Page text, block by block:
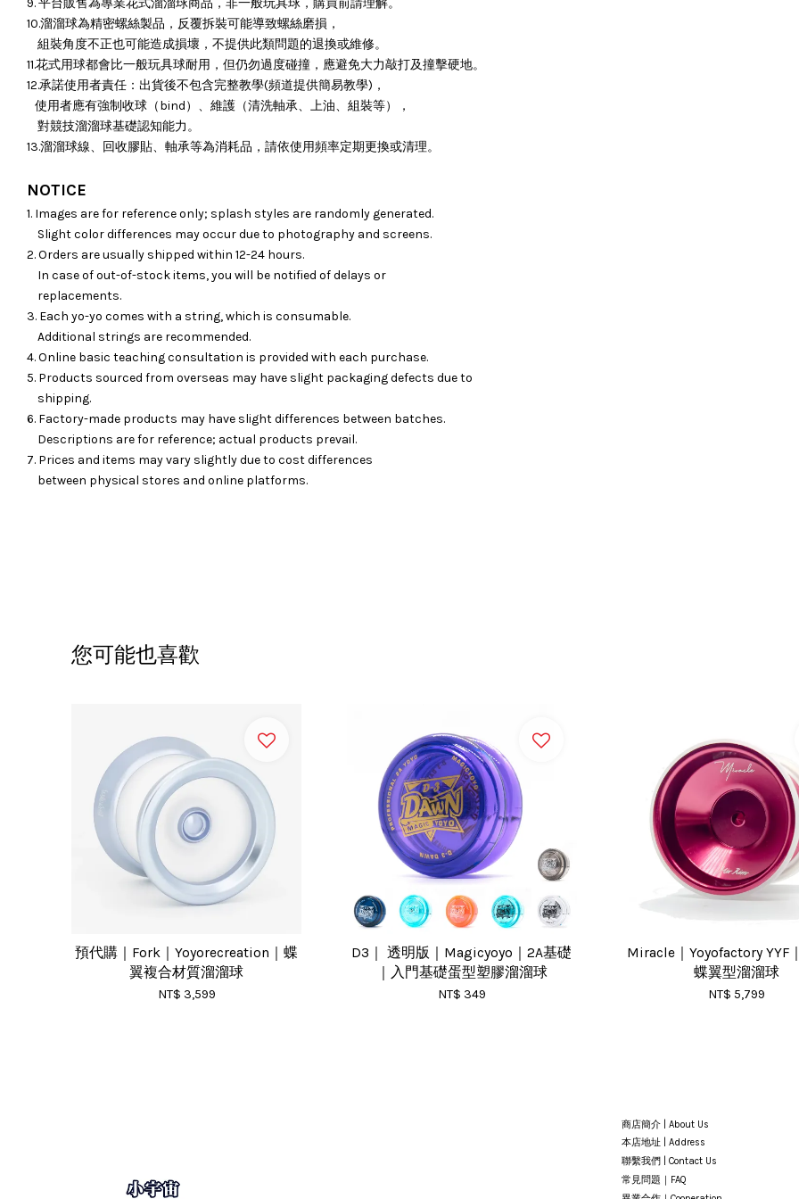
9. 平台販售為專業花式溜溜球商品，非一般玩具球，購買前請理解。
10.溜溜球為精密螺絲製品，反覆拆裝可能導致螺絲磨損，
組裝角度不正也可能造成損壞， 不提供此類問題的退換或維修。
11.花式用球都會比一般玩具球耐用，但仍勿過度碰撞，應避免大力敲打及撞擊硬地。
12.承諾使用者責任：出貨後不包含完整教學(頻道提供簡易教學)，
使用者應有強制收球（bind）、維護（清洗軸承、上油、組裝等），
對競技溜溜球基礎認知能力。
13.溜溜球線、回收膠貼、軸承等為消耗品，請依使用頻率定期更換或清理。
NOTICE
1. Images are for reference only; splash styles are randomly generated.
Slight color differences may occur due to photography and screens.
2. Orders are usually shipped within 12-24 hours.
In case of out-of-stock items, you will be notified of delays or
replacements.
3. Each yo-yo comes with a string, which is consumable.
Additional strings are recommended.
4. Online basic teaching consultation is provided with each purchase.
5. Products sourced from overseas may have slight packaging defects due to
shipping.
6. Factory-made products may have slight differences between batches.
Descriptions are for reference; actual products prevail.
7. Prices and items may vary slightly due to cost differences
between physical stores and online platforms.
您可能也喜歡
預代購｜Fork｜Yoyorecreation｜蝶
翼複合材質溜溜球
NT$ 3,599
D3｜ 透明版｜Magicyoyo｜2A基礎
｜入門基礎蛋型塑膠溜溜球
NT$ 349
Miracle｜Yoyofactory YYF
蝶翼型溜溜球
NT$ 5,799
商店簡介 | About Us
本店地址 | Address
聯繫我們 | Contact Us
常見問題｜FAQ